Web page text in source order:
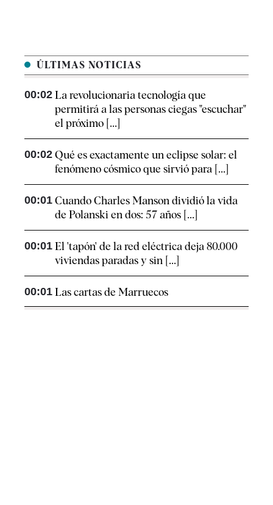
ÚLTIMAS NOTICIAS
00:02 La revolucionaria tecnología que
permitirá a las personas ciegas "escuchar"
el próximo [...]
00:02 Qué es exactamente un eclipse solar: el
fenómeno cósmico que sirvió para [...]
00:01 Cuando Charles Manson dividió la vida
de Polanski en dos: 57 años [...]
00:01 El 'tapón' de la red eléctrica deja 80.000
viviendas paradas y sin [...]
00:01 Las cartas de Marruecos